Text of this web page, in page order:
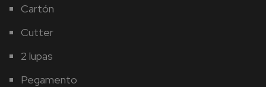
Cartón
Cutter
2 lupas
Pegamento